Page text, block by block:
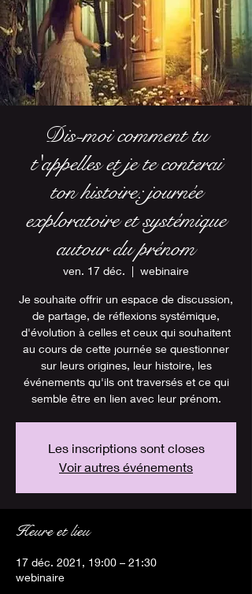
Dis-moi comment tu
t'appelles et je te conterai
ton histoire: journée
exploratoire et systémique
autour du prénom
ven. 17 déc.
  |
webinaire
Je souhaite offrir un espace de discussion,
de partage, de réflexions systémique,
d'évolution à celles et ceux qui souhaitent
au cours de cette journée se questionner
sur leurs origines, leur histoire, les
événements qu'ils ont traversés et ce qui
semble être en lien avec leur prénom.
Les inscriptions sont closes
Voir autres événements
Heure et lieu
17 déc. 2021, 19:00 – 21:30
webinaire